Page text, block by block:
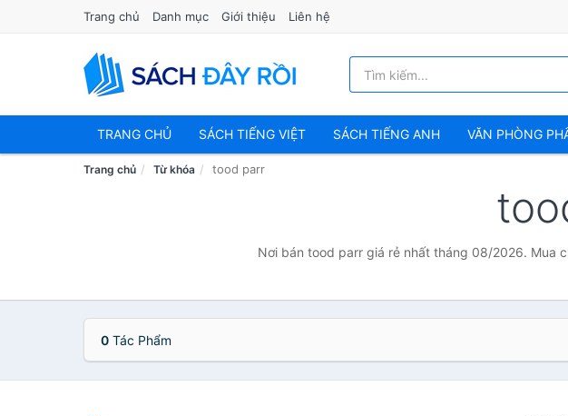
Trang chủ Danh mục Giới thiệu Liên hệ
TRANG CHỦ SÁCH TIẾNG VIỆT SÁCH TIẾNG ANH VĂN PHÒNG
Trang chủ Từ khóa tood parr
Nơi bán tood parr giá rẻ nhất tháng 08/2026. Mua
0 Tác Phẩm